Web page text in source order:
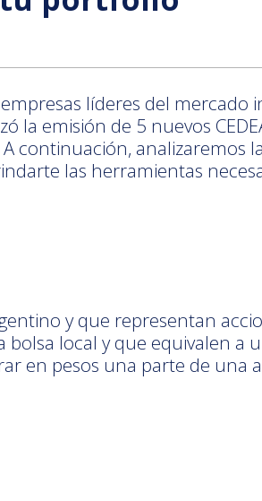
líderes del mercado
emisión de 5 nuevos
continuación, analizaremos
las herramientas
y que representan
local y que equivalen a
en pesos una parte de una